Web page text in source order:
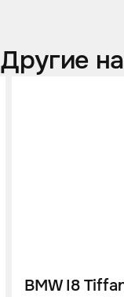
Другие
BMW I8